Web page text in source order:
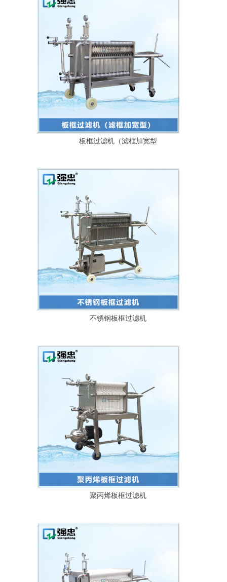
板框过滤机（滤框加宽型
不锈钢板框过滤机
聚丙烯板框过滤机